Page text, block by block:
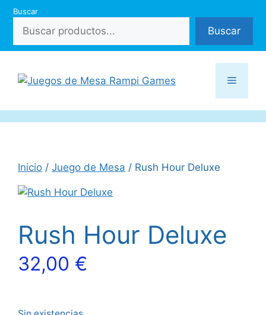
Saltar
contenido
Buscar
Buscar
Menú
Inicio / Juego de Mesa / Rush Hour Deluxe
Rush Hour Deluxe
32,00 €